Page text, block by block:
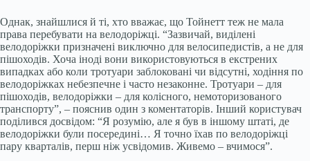
Однак, знайшлися й ті, хто вважає, що Тойнетт теж не мала
права перебувати на велодоріжці. “Зазвичай, виділені
велодоріжки призначені виключно для велосипедистів, а не для
пішоходів. Хоча іноді вони використовуються в екстрених
випадках або коли тротуари заблоковані чи відсутні, ходіння по
велодоріжках небезпечне і часто незаконне. Тротуари – для
пішоходів, велодоріжки – для колісного, немоторизованого
транспорту”, – пояснив один з коментаторів. Інший користувач
поділився досвідом: “Я розумію, але я був в іншому штаті, де
велодоріжки були посередині… Я точно їхав по велодоріжці
пару кварталів, перш ніж усвідомив. Живемо – вчимося”.